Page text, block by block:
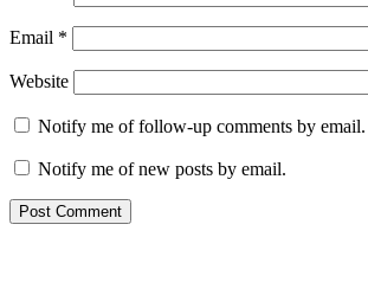
Email *
Website
Notify me of follow-up comments by email.
Notify me of new posts by email.